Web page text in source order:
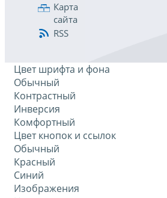
Карта
сайта
RSS
Цвет шрифта и фона
Обычный
Контрастный
Инверсия
Комфортный
Цвет кнопок и ссылок
Обычный
Красный
Синий
Изображения